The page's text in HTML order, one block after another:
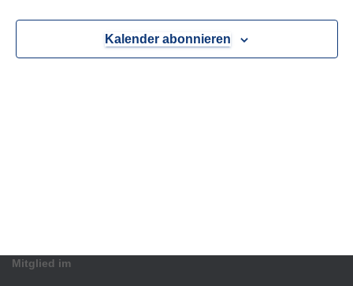
Kalender abonnieren
Mitglied im